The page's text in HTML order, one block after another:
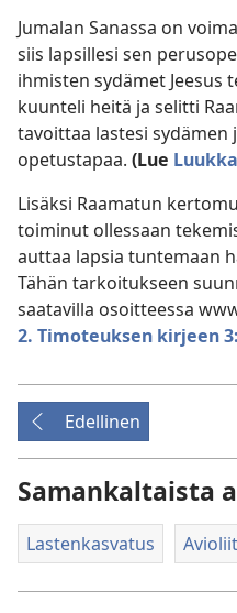
Jumalan Sanassa on
siis lapsillesi sen
ihmisten sydämet Jeesus
kuunteli heitä ja selitti
tavoittaa lastesi sydämen
opetustapaa. (Lue
Lisäksi Raamatun
toiminut ollessaan
auttaa lapsia tuntemaan
Tähän tarkoitukseen
saatavilla osoitteessa
2. Timoteuksen kirjeen
Edellinen
Samankaltaista
Lastenkasvatus